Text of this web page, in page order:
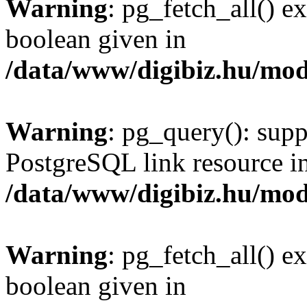
Warning: pg_fetch_all()
boolean given in
/data/www/digibiz.hu/
Warning: pg_query():
PostgreSQL link resource
/data/www/digibiz.hu/
Warning: pg_fetch_all()
boolean given in